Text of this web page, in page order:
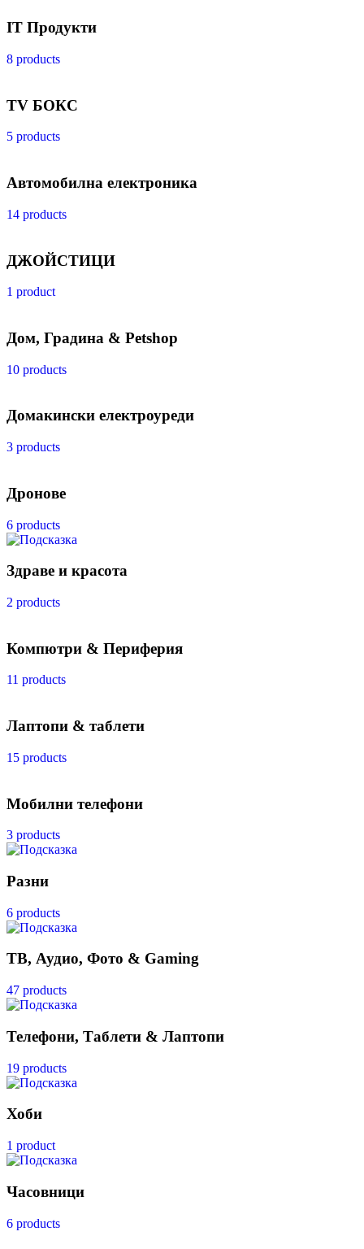
IT Продукти
8 products
TV БОКС
5 products
Автомобилна електроника
14 products
ДЖОЙСТИЦИ
1 product
Дом, Градина & Petshop
10 products
Домакински електроуреди
3 products
Дронове
6 products
Здраве и красота
2 products
Компютри & Периферия
11 products
Лаптопи & таблети
15 products
Мобилни телефони
3 products
Разни
6 products
ТВ, Аудио, Фото & Gaming
47 products
Телефони, Таблети & Лаптопи
19 products
Хоби
1 product
Часовници
6 products